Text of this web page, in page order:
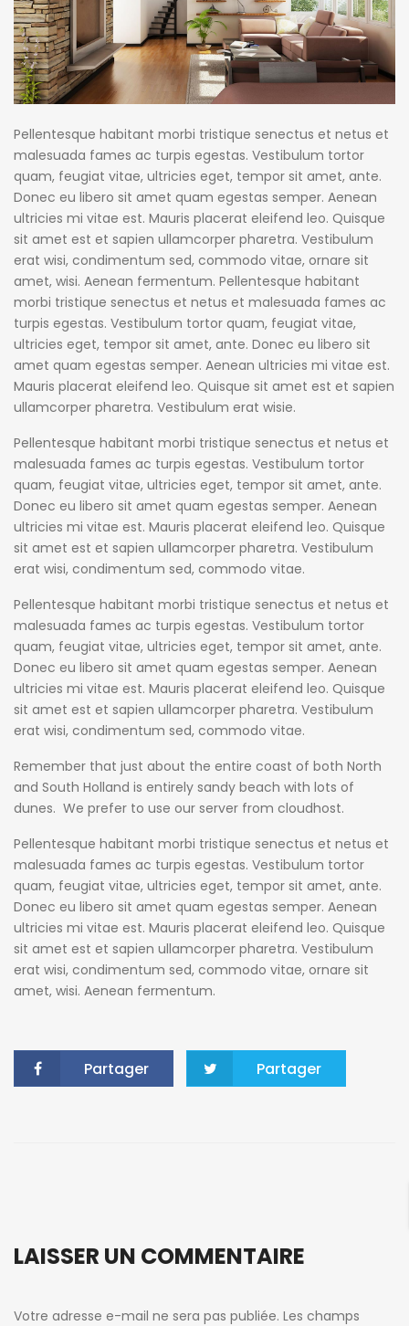
Pellentesque habitant morbi tristique senectus et netus et
malesuada fames ac turpis egestas. Vestibulum tortor
quam, feugiat vitae, ultricies eget, tempor sit amet, ante.
Donec eu libero sit amet quam egestas semper. Aenean
ultricies mi vitae est. Mauris placerat eleifend leo. Quisque
sit amet est et sapien ullamcorper pharetra. Vestibulum
erat wisi, condimentum sed, commodo vitae, ornare sit
amet, wisi. Aenean fermentum. Pellentesque habitant
morbi tristique senectus et netus et malesuada fames ac
turpis egestas. Vestibulum tortor quam, feugiat vitae,
ultricies eget, tempor sit amet, ante. Donec eu libero sit
amet quam egestas semper. Aenean ultricies mi vitae est.
Mauris placerat eleifend leo. Quisque sit amet est et sapien
ullamcorper pharetra. Vestibulum erat wisie.
Pellentesque habitant morbi tristique senectus et netus et
malesuada fames ac turpis egestas. Vestibulum tortor
quam, feugiat vitae, ultricies eget, tempor sit amet, ante.
Donec eu libero sit amet quam egestas semper. Aenean
ultricies mi vitae est. Mauris placerat eleifend leo. Quisque
sit amet est et sapien ullamcorper pharetra. Vestibulum
erat wisi, condimentum sed, commodo vitae.
Pellentesque habitant morbi tristique senectus et netus et
malesuada fames ac turpis egestas. Vestibulum tortor
quam, feugiat vitae, ultricies eget, tempor sit amet, ante.
Donec eu libero sit amet quam egestas semper. Aenean
ultricies mi vitae est. Mauris placerat eleifend leo. Quisque
sit amet est et sapien ullamcorper pharetra. Vestibulum
erat wisi, condimentum sed, commodo vitae.
Remember that just about the entire coast of both North
and South Holland is entirely sandy beach with lots of
dunes. We prefer to use our server from cloudhost.
Pellentesque habitant morbi tristique senectus et netus et
malesuada fames ac turpis egestas. Vestibulum tortor
quam, feugiat vitae, ultricies eget, tempor sit amet, ante.
Donec eu libero sit amet quam egestas semper. Aenean
ultricies mi vitae est. Mauris placerat eleifend leo. Quisque
sit amet est et sapien ullamcorper pharetra. Vestibulum
erat wisi, condimentum sed, commodo vitae, ornare sit
amet, wisi. Aenean fermentum.
Partager Partager
LAISSER UN COMMENTAIRE
Votre adresse e-mail ne sera pas publiée. Les champs